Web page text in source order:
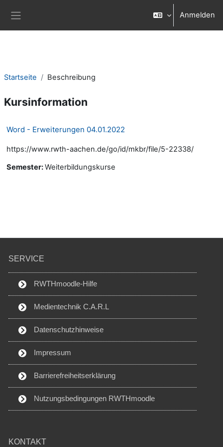
Anmelden
Startseite Beschreibung
Kursinformation
Word - Erweiterungen 04.01.2022
https://www.rwth-aachen.de/go/id/mkbr/file/5-22338/
Semester:Weiterbildungskurse
SERVICE
RWTHmoodle-Hilfe
Medientechnik C.A.R.L
Datenschutzhinweise
Impressum
Barrierefreiheitserklärung
Nutzungsbedingungen RWTHmoodle
KONTAKT